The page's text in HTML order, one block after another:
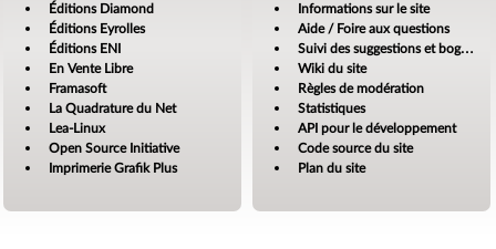
Éditions Diamond
Éditions Eyrolles
Éditions ENI
En Vente Libre
Framasoft
La Quadrature du Net
Lea-Linux
Open Source Initiative
Imprimerie Grafik Plus
Informations sur le site
Aide / Foire aux questions
Suivi des suggestions et bogues
Wiki du site
Règles de modération
Statistiques
API pour le développement
Code source du site
Plan du site